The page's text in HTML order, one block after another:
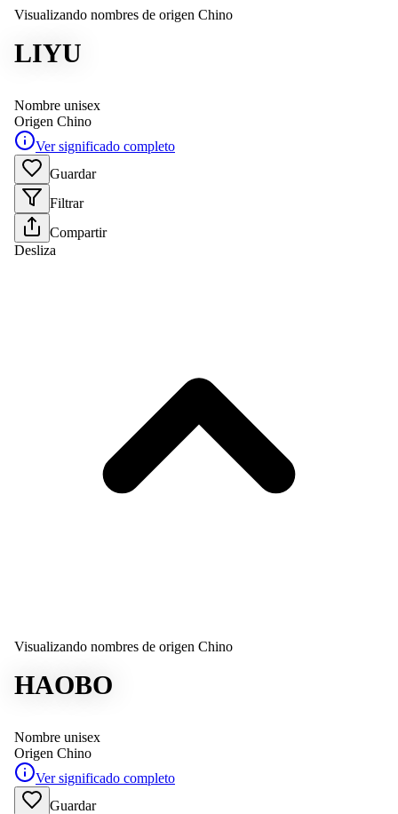
Visualizando nombres de origen Chino
LIYU
Nombre unisex
Origen Chino
Ver significado completo
Guardar
Filtrar
Compartir
Desliza
Visualizando nombres de origen Chino
HAOBO
Nombre unisex
Origen Chino
Ver significado completo
Guardar